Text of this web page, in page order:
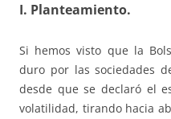
I. Planteamiento.
Si hemos visto que la
duro por las sociedades
desde que se declaró el
volatilidad, tirando hacia